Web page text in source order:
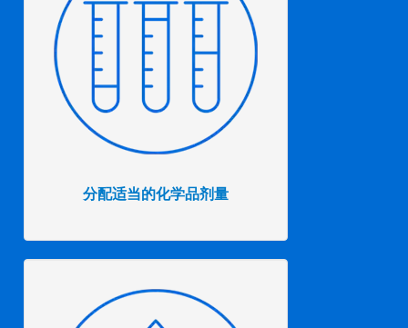
分配适当的化学品剂量